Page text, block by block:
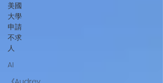
美國
大學
申請
不求
人
AI